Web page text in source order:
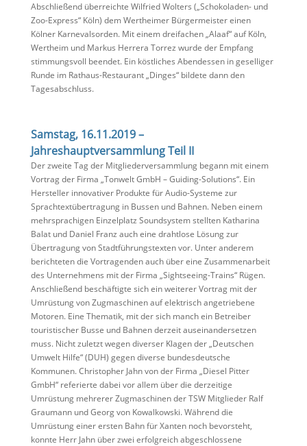
Abschließend überreichte Wilfried Wolters („Schokoladen- und
Zoo-Express“ Köln) dem Wertheimer Bürgermeister einen
Kölner Karnevalsorden. Mit einem dreifachen „Alaaf“ auf Köln,
Wertheim und Markus Herrera Torrez wurde der Empfang
stimmungsvoll beendet. Ein köstliches Abendessen in geselliger
Runde im Rathaus-Restaurant „Dinges“ bildete dann den
Tagesabschluss.
Samstag, 16.11.2019 –
Jahreshauptversammlung Teil II
Der zweite Tag der Mitgliederversammlung begann mit einem
Vortrag der Firma „Tonwelt GmbH – Guiding-Solutions“. Ein
Hersteller innovativer Produkte für Audio-Systeme zur
Sprachtextübertragung in Bussen und Bahnen. Neben einem
mehrsprachigen Einzelplatz Soundsystem stellten Katharina
Balat und Daniel Franz auch eine drahtlose Lösung zur
Übertragung von Stadtführungstexten vor. Unter anderem
berichteten die Vortragenden auch über eine Zusammenarbeit
des Unternehmens mit der Firma „Sightseeing-Trains“ Rügen.
Anschließend beschäftigte sich ein weiterer Vortrag mit der
Umrüstung von Zugmaschinen auf elektrisch angetriebene
Motoren. Eine Thematik, mit der sich manch ein Betreiber
touristischer Busse und Bahnen derzeit auseinandersetzen
muss. Nicht zuletzt wegen diverser Klagen der „Deutschen
Umwelt Hilfe“ (DUH) gegen diverse bundesdeutsche
Kommunen. Christopher Jahn von der Firma „Diesel Pitter
GmbH“ referierte dabei vor allem über die derzeitige
Umrüstung mehrerer Zugmaschinen der TSW Mitglieder Ralf
Graumann und Georg von Kowalkowski. Während die
Umrüstung einer ersten Bahn für Xanten noch bevorsteht,
konnte Herr Jahn über zwei erfolgreich abgeschlossene